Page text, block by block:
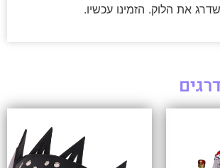
את הלוק. הזמינו עכשיו.